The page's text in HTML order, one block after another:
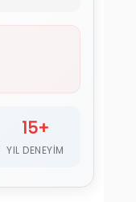
15+
YIL DENEYIM